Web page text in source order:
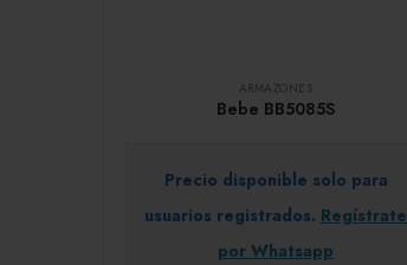
ARMAZONES
Bebe BB5085S
Precio disponible solo para
usuarios registrados. Regístrate
por Whatsapp